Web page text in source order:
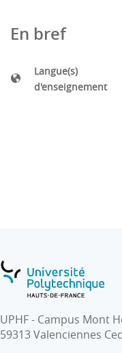
En bref
Langue(s)
d'enseignement
UPHF - Campus Mont
59313 Valenciennes